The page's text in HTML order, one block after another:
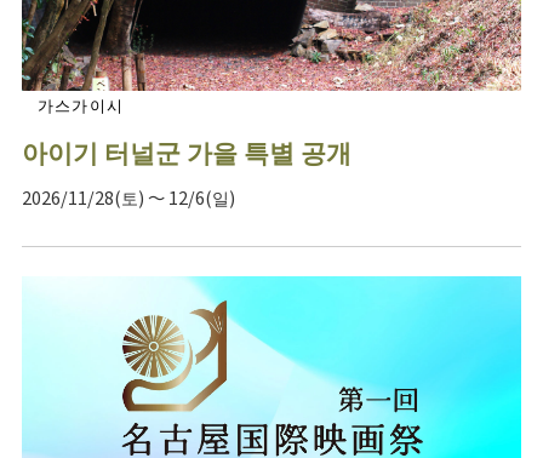
가스가이시
아이기 터널군 가을 특별 공개
2026/11/28(토) ～ 12/6(일)